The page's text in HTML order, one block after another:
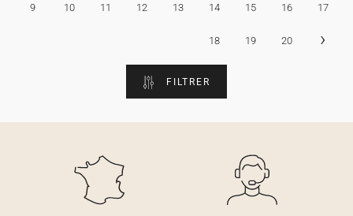
9 10 11 12 13 14 15 16 17
18 19 20 ›
FILTRER